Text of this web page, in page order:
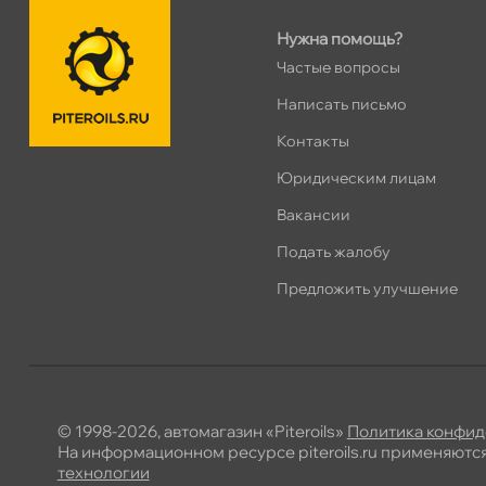
Нужна помощь?
Частые вопросы
Написать письмо
Контакты
Юридическим лицам
акансии
Подать жалобу
Предложить улучшение
© 1998-2026, автомагазин «Piteroils» Политика
На информационном ресурсе piteroils.ru
технологии